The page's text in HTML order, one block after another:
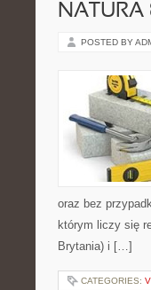
NATURA
POSTED BY
oraz bez
którym liczy się
Brytania) i […]
CATEGORIES: